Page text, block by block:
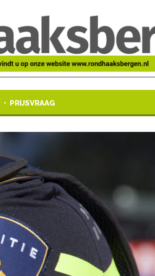
PRIJSVRAAG